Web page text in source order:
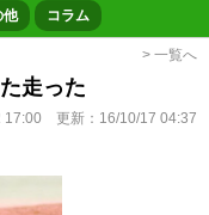
他 コラム
> 一覧へ
走った
17:00 更新： 16/10/17 04:37